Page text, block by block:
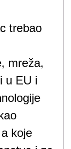
trebao
mreža,
u EU i
koje